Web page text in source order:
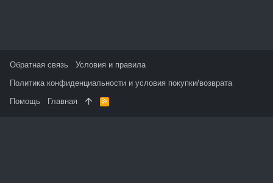
Обратная связь
Условия и правила
Политика конфиденциальности и условия покупки/возврата
Помощь
Главная
R